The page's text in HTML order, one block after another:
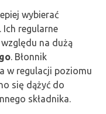
wybierać
Ich regularne
na dużą
. Błonnik
w regulacji poziomu
się dążyć do
składnika.